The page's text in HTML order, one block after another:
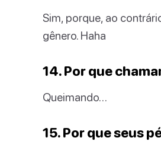
Sim, porque, ao
gênero. Haha
14. Por que
Queimando…
15. Por que seus